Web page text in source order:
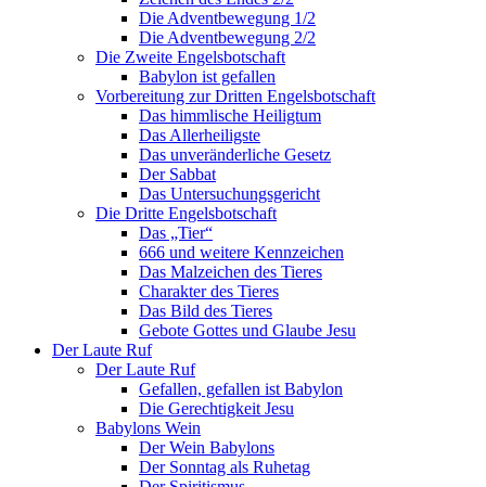
Die Adventbewegung 1/2
Die Adventbewegung 2/2
Die Zweite Engelsbotschaft
Babylon ist gefallen
Vorbereitung zur Dritten Engelsbotschaft
Das himmlische Heiligtum
Das Allerheiligste
Das unveränderliche Gesetz
Der Sabbat
Das Untersuchungsgericht
Die Dritte Engelsbotschaft
Das „Tier“
666 und weitere Kennzeichen
Das Malzeichen des Tieres
Charakter des Tieres
Das Bild des Tieres
Gebote Gottes und Glaube Jesu
Der Laute Ruf
Der Laute Ruf
Gefallen, gefallen ist Babylon
Die Gerechtigkeit Jesu
Babylons Wein
Der Wein Babylons
Der Sonntag als Ruhetag